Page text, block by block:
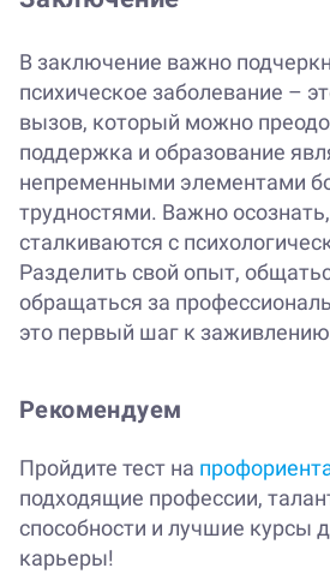
В заключение важно
психическое заболевание –
вызов, который можно
поддержка и образование
непременными элементами
трудностями. Важно
сталкиваются с
Разделить свой опыт,
обращаться за
это первый шаг к
Рекомендуем
Пройдите тест на
подходящие профессии,
способности и лучшие курсы
карьеры!